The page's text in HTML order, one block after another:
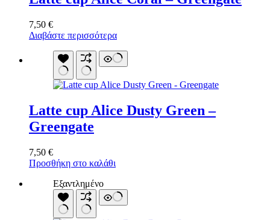
στη
σελίδα
του
προϊόντος
7,50 €
Διαβάστε περισσότερα
Latte cup Alice Dusty Green –
Greengate
7,50 €
Προσθήκη στο καλάθι
Εξαντλημένο